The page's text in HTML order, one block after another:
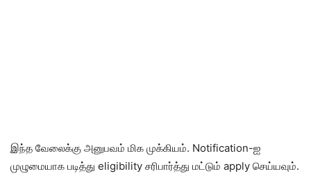
இந்த வேலைக்கு அனுபவம் மிக முக்கியம். Notification-ஐ
முழுமையாக படித்து eligibility சரிபார்த்து மட்டும் apply செய்யவும்.